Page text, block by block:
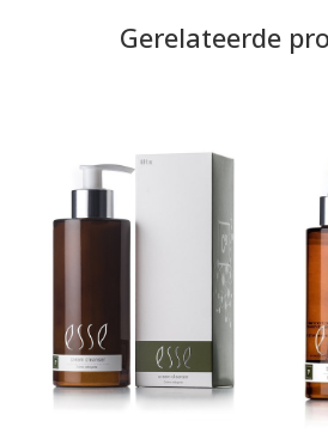
Gerelateerde